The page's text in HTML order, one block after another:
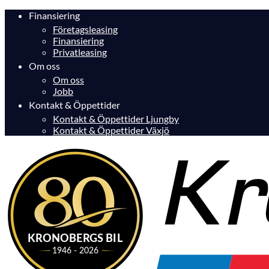
Finansiering
Företagsleasing
Finansiering
Privatleasing
Om oss
Om oss
Jobb
Kontakt & Öppettider
Kontakt & Öppettider Ljungby
Kontakt & Öppettider Växjö